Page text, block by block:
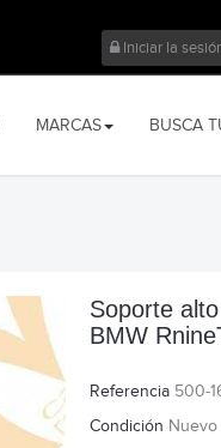
Iniciar la
MARCAS BUSCA
Soporte
BMW
Referencia 500-
Condición Nuevo